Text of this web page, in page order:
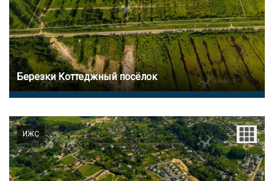
Березки Коттеджный посёлок
ИЖС